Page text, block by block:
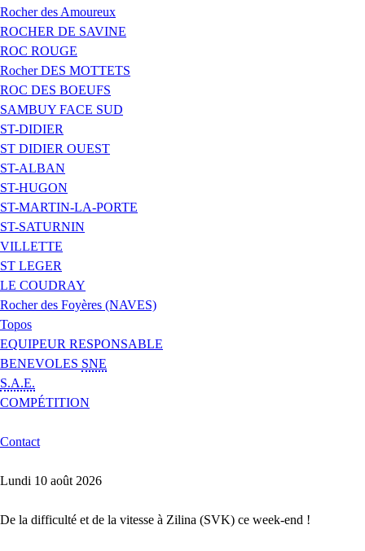
Rocher des Amoureux
ROCHER DE SAVINE
ROC ROUGE
Rocher DES MOTTETS
ROC DES BOEUFS
SAMBUY FACE SUD
ST-DIDIER
ST DIDIER OUEST
ST-ALBAN
ST-HUGON
ST-MARTIN-LA-PORTE
ST-SATURNIN
VILLETTE
ST LEGER
LE COUDRAY
Rocher des Foyères (NAVES)
Topos
EQUIPEUR RESPONSABLE
BENEVOLES SNE
S.A.E.
COMPÉTITION
Contact
Lundi 10 août 2026
De la difficulté et de la vitesse à Zilina (SVK) ce week-end !